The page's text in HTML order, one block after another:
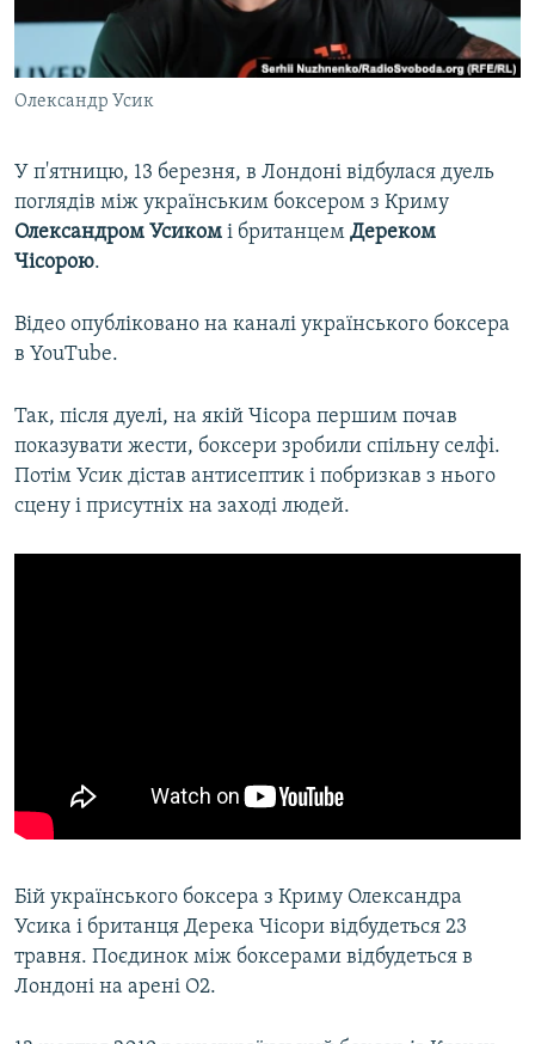
ВІДЕОУРОКИ «ELIFBE»
СВІДЧЕННЯ ОКУПАЦІЇ
УКРАЇНСЬКА ПРОБЛЕМА КРИМУ
Русский
Qırımtatar
Усі сайти RFE/RL
Олександр Усик
У п'ятницю, 13 березня, в Лондоні відбулася дуель
поглядів між українським боксером з Криму
Олександром Усиком і британцем Дереком
Чісорою.
Відео опубліковано на каналі українського боксера
в YouTube.
Так, після дуелі, на якій Чісора першим почав
показувати жести, боксери зробили спільну селфі.
Потім Усик дістав антисептик і побризкав з нього
сцену і присутніх на заході людей.
Бій українського боксера з Криму Олександра
Усика і британця Дерека Чісори відбудеться 23
травня. Поєдинок між боксерами відбудеться в
Лондоні на арені О2.